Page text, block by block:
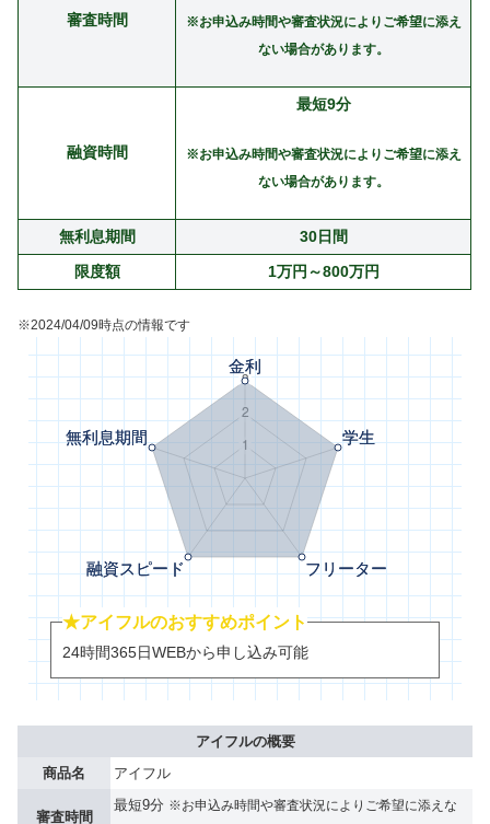
審査時間
※お申込み時間や審査状況によりご希望に添え
ない場合があります。
融資時間
最短9分
※お申込み時間や審査状況によりご希望に添え
ない場合があります。
無利息期間
30日間
限度額
1万円～800万円
※2024/04/09時点の情報です
★アイフルのおすすめポイント
24時間365日WEBから申し込み可能
アイフルの概要
商品名
アイフル
審査時間
最短9分 ※お申込み時間や審査状況によりご希望に添えな